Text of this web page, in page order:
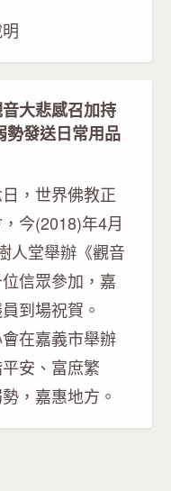
大悲感召加持
勢發送日常用品
，世界佛教正
今(2018)年4月
人堂舉辦《觀音
信眾參加，嘉
到場祝賀。
在嘉義市舉辦
安、富庶繁
，嘉惠地方。